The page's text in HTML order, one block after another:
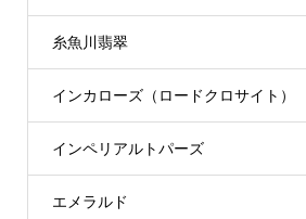
糸魚川翡翠
インカローズ（ロードクロサイト）
インペリアルトパーズ
エメラルド